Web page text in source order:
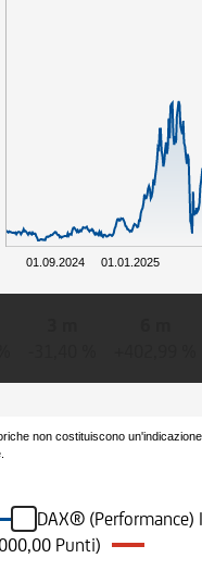
01.01.2025
01.09.2024
non costituiscono
DAX® (Performance)
Punti)